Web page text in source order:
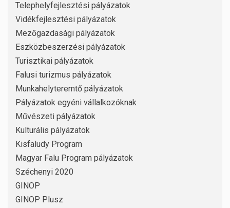
Telephelyfejlesztési pályázatok
Vidékfejlesztési pályázatok
Mezőgazdasági pályázatok
Eszközbeszerzési pályázatok
Turisztikai pályázatok
Falusi turizmus pályázatok
Munkahelyteremtő pályázatok
Pályázatok egyéni vállalkozóknak
Művészeti pályázatok
Kulturális pályázatok
Kisfaludy Program
Magyar Falu Program pályázatok
Széchenyi 2020
GINOP
GINOP Plusz